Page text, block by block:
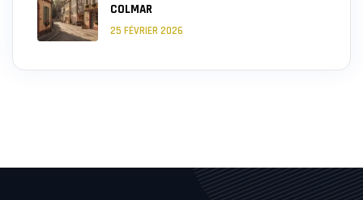
COLMAR
25 FÉVRIER 2026